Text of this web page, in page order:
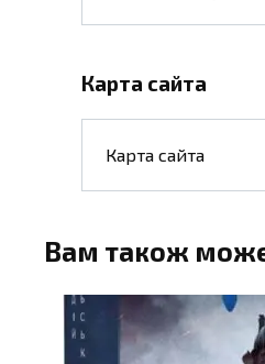
Карта сайта
Карта сайта
Вам також